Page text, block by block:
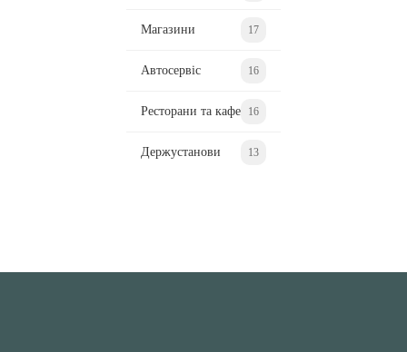
Магазини 17
Автосервіс 16
Ресторани та кафе 16
Держустанови 13